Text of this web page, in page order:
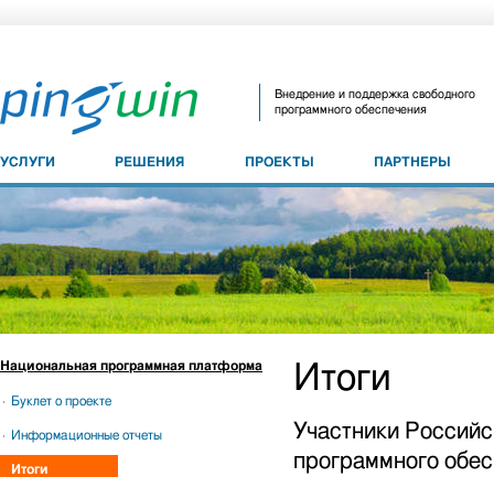
Внедрение и поддержка свободного
программного обеспечения
УСЛУГИ РЕШЕНИЯ ПРОЕКТЫ ПАРТНЕРЫ
Итоги
Участники
программного
Национальная программная платформа
Буклет о проекте
Информационные отчеты
Итоги